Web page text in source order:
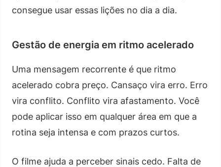
consegue usar essas lições no dia a dia.
Gestão de energia em ritmo acelerado
Uma mensagem recorrente é que ritmo
acelerado cobra preço. Cansaço vira erro. Erro
vira conflito. Conflito vira afastamento. Você
pode aplicar isso em qualquer área em que a
rotina seja intensa e com prazos curtos.
O filme ajuda a perceber sinais cedo. Falta de